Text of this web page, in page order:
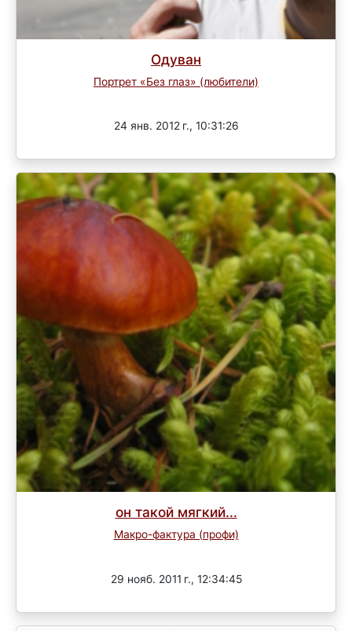
Одуван
Портрет «Без глаз» (любители)
24 янв. 2012 г., 10:31:26
он такой мягкий...
Макро-фактура (профи)
29 нояб. 2011 г., 12:34:45